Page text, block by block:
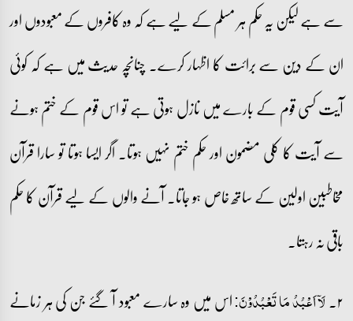
سے ہے لیکن یہ حکم ہر مسلم کے لیے ہے کہ وہ کافروں کے معبودوں اور
ان کے دین سے برائت کا اظہار کرے۔ چنانچہ حدیث میں ہے کہ کوئی
آیت کسی قوم کے بارے میں نازل ہوتی ہے تو اس قوم کے ختم ہونے
سے آیت کا کلی مضمون اور حکم ختم نہیں ہوتا۔ اگر ایسا ہوتا تو سارا قرآن
مخاطبین اولین کے ساتھ خاص ہو جاتا۔ آنے والوں کے لیے قرآن کا حکم
باقی نہ رہتا۔
۲۔ لَاۤ اَعۡبُدُ مَا تَعۡبُدُوۡنَ:اس میں وہ سارے معبود آ گئے جن کی ہر زمانے